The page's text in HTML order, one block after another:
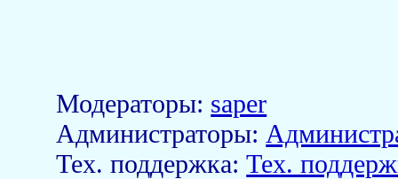
Модераторы: saper
Aдминистраторы:
Тех. поддержка:Тех.